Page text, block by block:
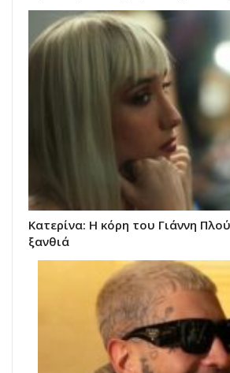
Κατερίνα: Η κόρη του Γιάννη
ξανθιά